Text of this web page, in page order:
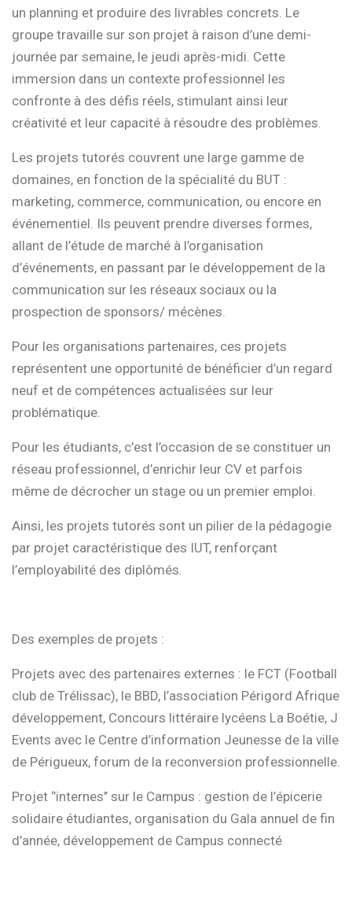
un planning et produire des livrables concrets. Le
groupe travaille sur son projet à raison d’une demi-
journée par semaine, le jeudi après-midi. Cette
immersion dans un contexte professionnel les
confronte à des défis réels, stimulant ainsi leur
créativité et leur capacité à résoudre des problèmes.
Les projets tutorés couvrent une large gamme de
domaines, en fonction de la spécialité du BUT :
marketing, commerce, communication, ou encore en
événementiel. Ils peuvent prendre diverses formes,
allant de l’étude de marché à l’organisation
d’événements, en passant par le développement de la
communication sur les réseaux sociaux ou la
prospection de sponsors/ mécènes.
Pour les organisations partenaires, ces projets
représentent une opportunité de bénéficier d’un regard
neuf et de compétences actualisées sur leur
problématique.
Pour les étudiants, c’est l’occasion de se constituer un
réseau professionnel, d’enrichir leur CV et parfois
même de décrocher un stage ou un premier emploi.
Ainsi, les projets tutorés sont un pilier de la pédagogie
par projet caractéristique des IUT, renforçant
l’employabilité des diplômés.
Des exemples de projets :
Projets avec des partenaires externes : le FCT (Football
club de Trélissac), le BBD, l’association Périgord Afrique
développement, Concours littéraire lycéens La Boétie, J
Events avec le Centre d’information Jeunesse de la ville
de Périgueux, forum de la reconversion professionnelle.
Projet ‘’internes’’ sur le Campus : gestion de l’épicerie
solidaire étudiantes, organisation du Gala annuel de fin
d’année, développement de Campus connecté